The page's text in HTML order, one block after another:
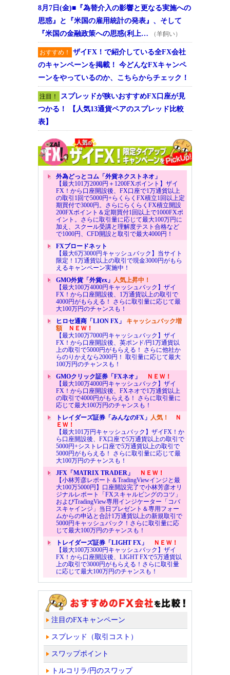
8月7日(金)■『為替介入の影響と更なる実施への
思惑』と『米国の雇用統計の発表』、そして
『米国の金融政策への思惑(利上…
（羊飼い）
おすすめ！
ザイFX！で紹介している全FX会社
のキャンペーンを掲載！ 今どんなFXキャンペ
ーンをやっているのか、こちらからチェック！
注目！
スプレッドが狭いおすすめFX口座が見
つかる！ 【人気13通貨ペアのスプレッド比較
表】
外為どっとコム「外貨ネクストネオ」
【最大101万2000円＋1200FXポイント】ザイ
FX！から口座開設後、FX口座で1万通貨以上
の取引1回で5000円+らくらくFX積立1回以上定
期買付で3000円。さらにらくらくFX積立開設
200FXポイント＆定期買付1回以上で1000FXポ
イント。さらに取引量に応じて最大100万円に
加え、スクール受講と理解度テスト合格など
で1000円、CFD開設と取引で最大4000円！
FXブロードネット
【最大6万3000円キャッシュバック】当サイト
限定！1万通貨以上の取引で現金3000円がもら
えるキャンペーン実施中！
GMO外貨「外貨ex」 人気上昇中！
【最大100万4000円キャッシュバック】ザイ
FX！から口座開設後、1万通貨以上の取引で
4000円がもらえる！ さらに取引量に応じて最
大100万円のチャンスも！
ヒロセ通商「LION FX」 キャッシュバック増
額ＮＥＷ！
【最大100万7000円キャッシュバック】ザイ
FX！から口座開設後、英ポンド/円1万通貨以
上の取引で5000円がもらえる！ さらに他社か
らのりかえなら2000円！ 取引量に応じて最大
100万円のチャンスも！
GMOクリック証券「FXネオ」
ＮＥＷ！
【最大100万4000円キャッシュバック】ザイ
FX！から口座開設後、FXネオで1万通貨以上
の取引で4000円がもらえる！ さらに取引量に
応じて最大100万円のチャンスも！
トレイダーズ証券「みんなのFX」 人気！
Ｎ
ＥＷ！
【最大101万円キャッシュバック】ザイFX！か
ら口座開設後、FX口座で5万通貨以上の取引で
5000円+シストレ口座で5万通貨以上の取引で
5000円がもらえる！ さらに取引量に応じて最
大100万円のチャンスも！
JFX「MATRIX TRADER」
ＮＥＷ！
【小林芳彦レポート＆TradingViewインジと最
大100万5000円】口座開設完了で小林芳彦オリ
ジナルレポート「FXスキャルピングのコツ」
およびTradingView専用インジケーター「コバ
スキャインジ」当日プレゼント＆専用フォー
ムからの申込と合計1万通貨以上の新規取引で
5000円キャッシュバック！さらに取引量に応
じて最大100万円のチャンスも！
トレイダーズ証券「LIGHT FX」
ＮＥＷ！
【最大100万3000円キャッシュバック】ザイ
FX！から口座開設後、LIGHT FXで5万通貨以
上の取引で3000円がもらえる！さらに取引量
に応じて最大100万円のチャンスも！
注目のFXキャンペーン
スプレッド（取引コスト）
スワップポイント
トルコリラ/円のスワップ